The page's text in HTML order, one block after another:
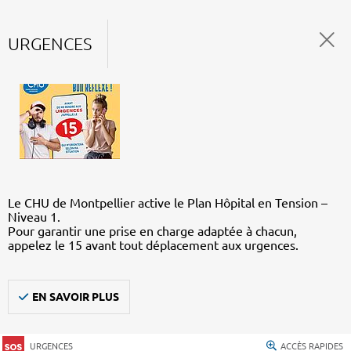
URGENCES
Le CHU de Montpellier active le Plan Hôpital en Tension –
Niveau 1.
Pour garantir une prise en charge adaptée à chacun,
appelez le 15 avant tout déplacement aux urgences.
EN SAVOIR PLUS
URGENCES ACCÈS RAPIDES